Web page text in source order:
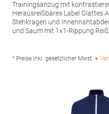
Trainingsanzug mit
Herausreißbares Label Glattes Acetatgewebe Jacke mit
Stehkragen und Innennahtabdeckung Kragen,
und Saum mit 1x1-Rippung Reißverschluss mit sportlichem
Seitentaschen und eine
Produktsicherheit:
Gorfactory S.A., Carretera
Fortuna, Murcia, Spanien, E-
info@gorfactory.esGrammatur:
* Preise inkl. gesetzlicher Mwst. +